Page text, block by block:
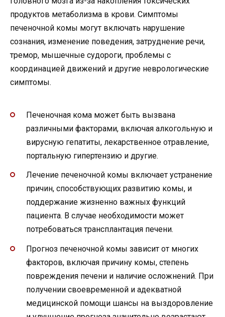
продуктов метаболизма в крови. Симптомы
печеночной комы могут включать нарушение
сознания, изменение поведения, затруднение речи,
тремор, мышечные судороги, проблемы с
координацией движений и другие неврологические
симптомы.
Печеночная кома может быть вызвана
различными факторами, включая алкогольную и
вирусную гепатиты, лекарственное отравление,
портальную гипертензию и другие.
Лечение печеночной комы включает устранение
причин, способствующих развитию комы, и
поддержание жизненно важных функций
пациента. В случае необходимости может
потребоваться трансплантация печени.
Прогноз печеночной комы зависит от многих
факторов, включая причину комы, степень
повреждения печени и наличие осложнений. При
получении своевременной и адекватной
медицинской помощи шансы на выздоровление